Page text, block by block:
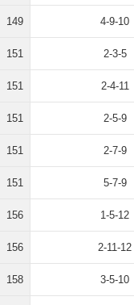
149 4-9-10
151 2-3-5
151 2-4-11
151 2-5-9
151 2-7-9
151 5-7-9
156 1-5-12
156 2-11-12
158 3-5-10